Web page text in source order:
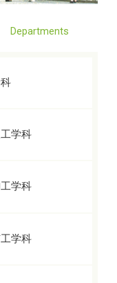
Departments
学科
学科
学科